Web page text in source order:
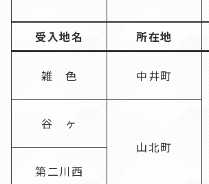
受入地名
所在地
雑 色 中井町
谷 ヶ
山北町
第二川西